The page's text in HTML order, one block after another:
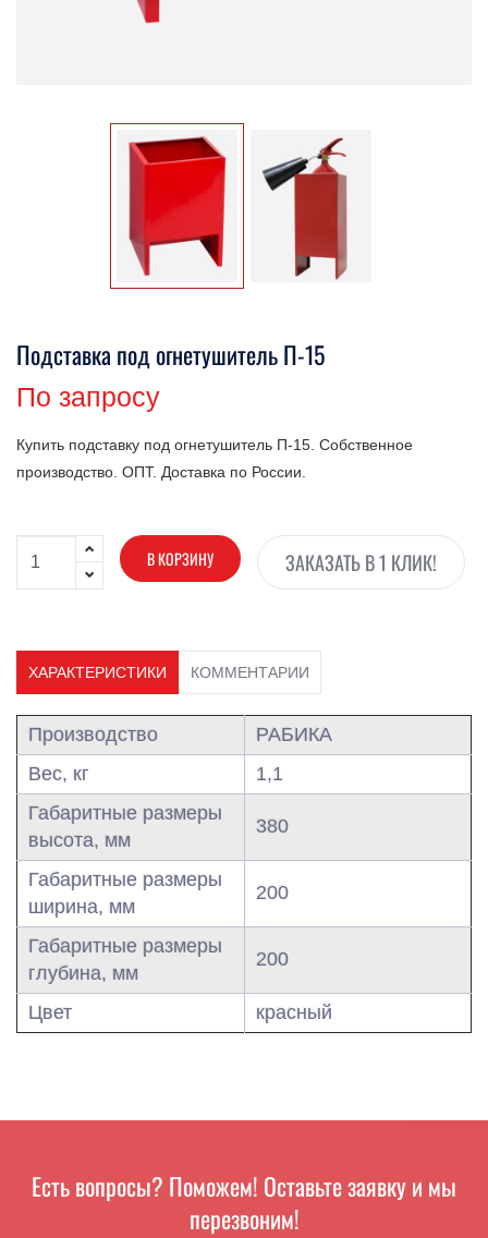
Подставка под огнетушитель П-15
По запросу
Купить подставку под огнетушитель П-15. Собственное
производство. ОПТ. Доставка по России.
В КОРЗИНУ ЗАКАЗАТЬ В 1 КЛИК!
ХАРАКТЕРИСТИКИ КОММЕНТАРИИ
Производство
РАБИКА
Вес, кг
1,1
Габаритные размеры
высота, мм
380
Габаритные размеры
ширина, мм
200
Габаритные размеры
глубина, мм
200
Цвет красный
Есть вопросы? Поможем! Оставьте заявку и мы
перезвоним!